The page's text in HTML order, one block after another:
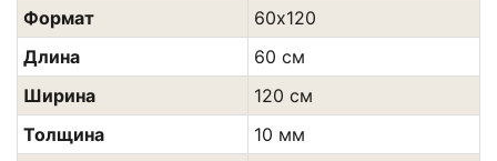
Формат
60х120
Длина
60 см
Ширина
120 см
Толщина
10 мм